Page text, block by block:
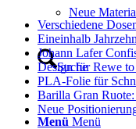
Neue
Suche
Menü Menü
Verschiedene
Eineinhalb
Johann Lafer
Design für Rewe
PLA-Folie für
Barilla Gran
Neue